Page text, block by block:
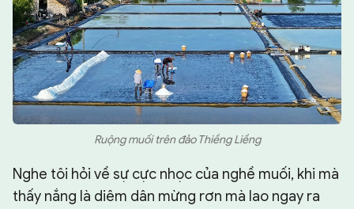
Ruộng muối trên đảo Thiềng Liềng
Nghe tôi hỏi về sự cực nhọc của nghề muối, khi mà
thấy nắng là diêm dân mừng rơn mà lao ngay ra